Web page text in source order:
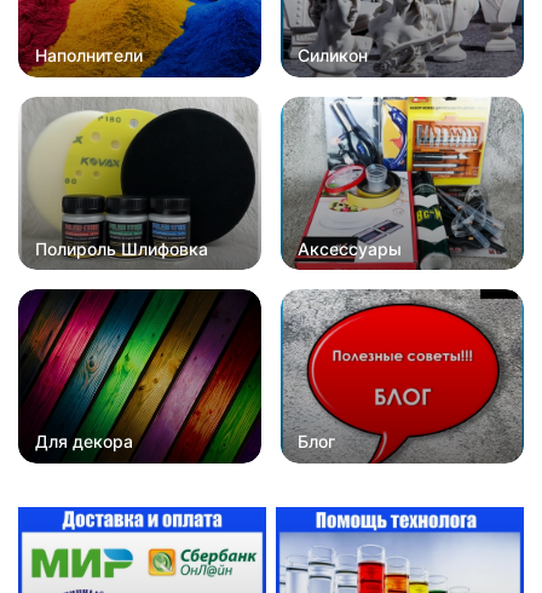
Наполнители Силикон
Полироль Шлифовка Аксессуары
Для декора Блог